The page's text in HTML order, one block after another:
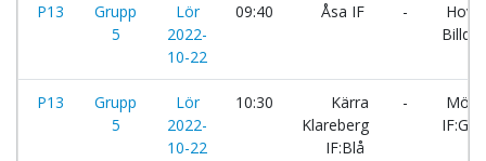
P13
Grupp
5
Lör
2022-
10-22
09:40 Åsa IF -
P13
Grupp
5
Lör
2022-
10-22
10:30
Kärra
Klareberg
IF:Blå
-
IF:Gul